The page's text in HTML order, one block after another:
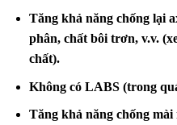
Tăng khả năng chống lại
phân, chất bôi trơn, v.v.
chất).
Không có LABS (trong
Tăng khả năng chống